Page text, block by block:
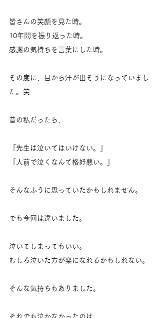
皆さんの笑顔を見た時。
10年間を振り返った時。
感謝の気持ちを言葉にした時。
その度に、目から汗が出そうになっていまし
た。笑
昔の私だったら、
「先生は泣いてはいけない。」
「人前で泣くなんて格好悪い。」
そんなふうに思っていたかもしれません。
でも今回は違いました。
泣いてしまってもいい。
むしろ泣いた方が楽になれるかもしれない。
そんな気持ちもありました。
それでも泣かなかったのは、